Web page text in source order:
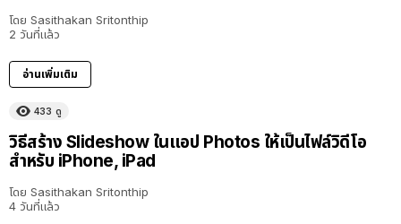
โดย Sasithakan Sritonthip
2 วันที่แล้ว
อ่านเพิ่มเติม
433 ดู
วิธีสร้าง Slideshow ในแอป Photos ให้เป็นไฟล์วิดีโอ
สำหรับ iPhone, iPad
โดย Sasithakan Sritonthip
4 วันที่แล้ว